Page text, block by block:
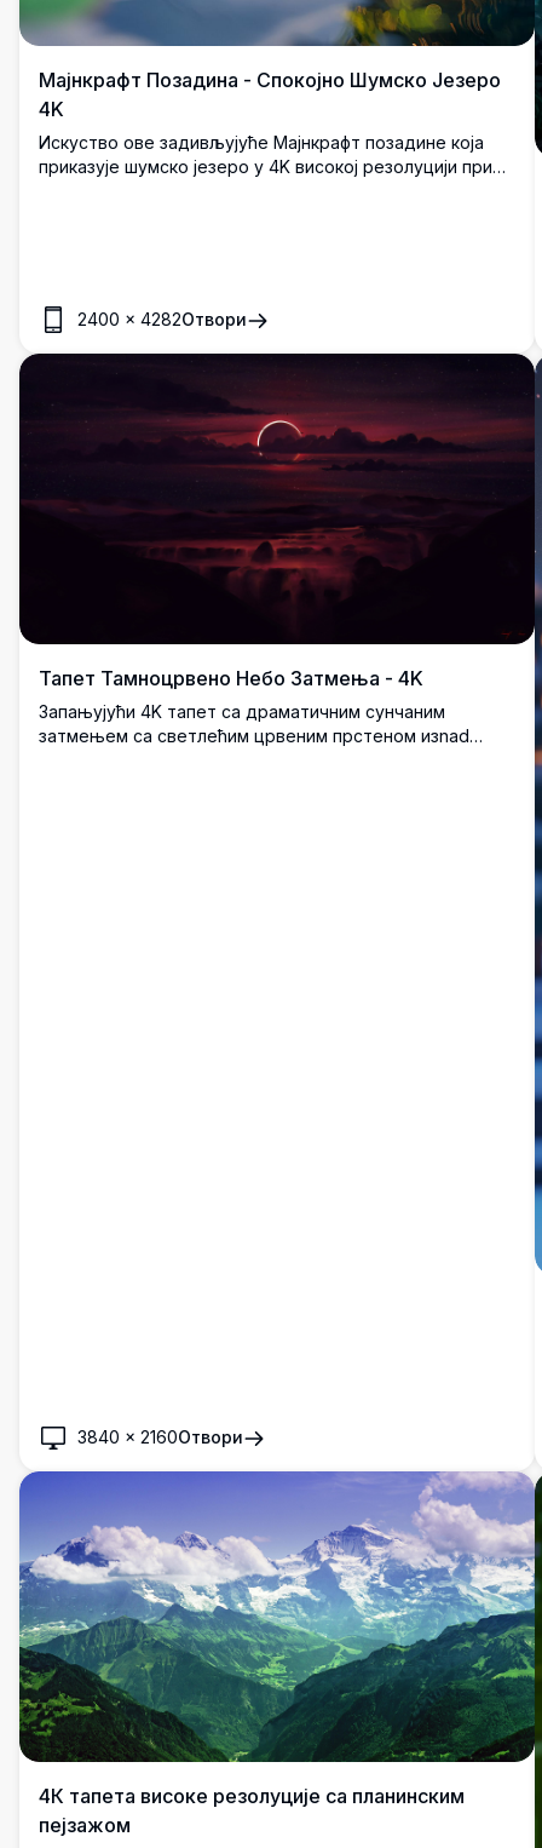
Мајнкрафт Позадина - Спокојно Шумско Језеро
4K
Искуство ове задивљујуће Мајнкрафт позадине која
приказује шумско језеро у 4K високој резолуцији при
шармом.
2400 × 4282Отвори
Тапет Тамноцрвено Небо Затмења - 4K
Запањујући 4K тапет са драматичним сунчаним
затмењем са светлећим црвеним прстеном изnad
3840 × 2160Отвори
4К тапета високе резолуције са планинским
пејзажом